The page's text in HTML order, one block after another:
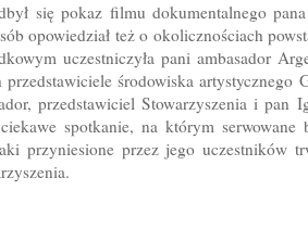
się pokaz filmu dokumentalnego
opowiedział też o okolicznościach
uczestniczyła pani ambasador
środowiska
przedstawiciel Stowarzyszenia i
spotkanie, na którym
przyniesione przez jego uczestników